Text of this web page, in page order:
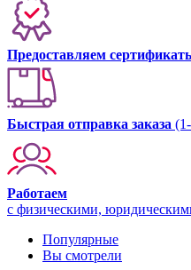
Предоставляем
Быстрая отправка заказа
Работаем
с физическими,
Популярные
Вы смотрели